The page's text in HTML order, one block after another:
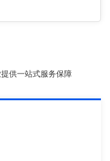
供一站式服务保障